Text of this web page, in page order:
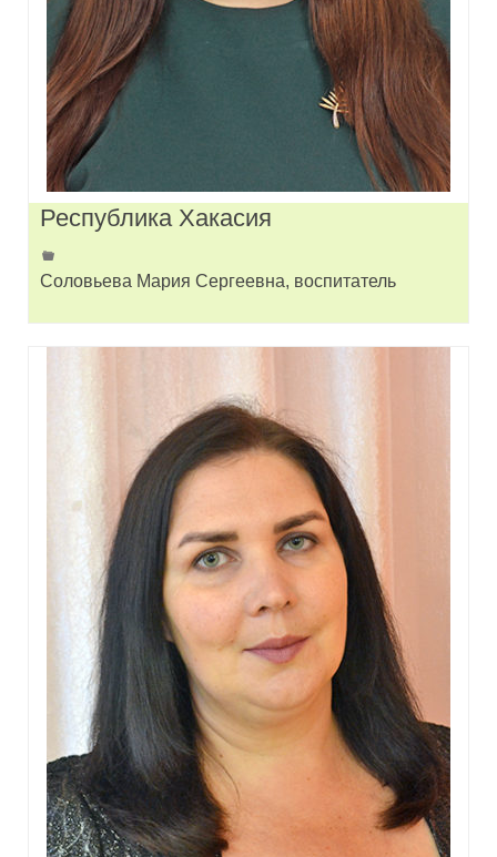
Республика Хакасия
Соловьева Мария Сергеевна, воспитатель